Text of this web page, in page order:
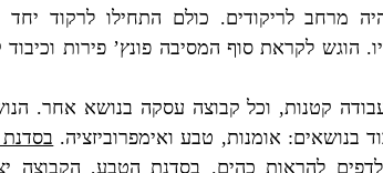
מרחב לריקודים. כולם התחילו לרקוד יחד
. הוגש לקראת סוף המסיבה פונץ’פירות
קטנות, וכל קבוצה עסקה בנושא אחר.
בנושאים: אומנות, טבע ואימפרוביזציה.
להראות כהים. בסדנת הטבע, הקבוצה